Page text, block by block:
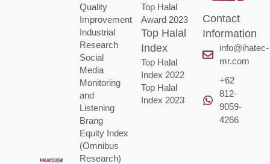
Quality
Improvement
Industrial
Research
Social
Media
Monitoring
and
Listening
Brang
Equity Index
(Omnibus
Research)
Top Halal
Award 2023
Top Halal
Index
Top Halal
Index 2022
Top Halal
Index 2023
Contact
Information
info@ihatec-
mr.com
+62
812-
9059-
4266